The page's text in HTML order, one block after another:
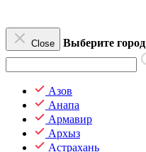
Close Выберите город
Азов
Анапа
Армавир
Архыз
Астрахань